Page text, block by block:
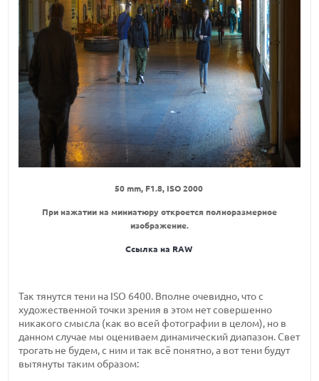
50 mm, F1.8, ISO 2000
При нажатии на миниатюру откроется полноразмерное
изображение.
Ссылка на RAW
Так тянутся тени на ISO 6400. Вполне очевидно, что с
художественной точки зрения в этом нет совершенно
никакого смысла (как во всей фотографии в целом), но в
данном случае мы оцениваем динамический диапазон. Свет
трогать не будем, с ним и так всё понятно, а вот тени будут
вытянуты таким образом: